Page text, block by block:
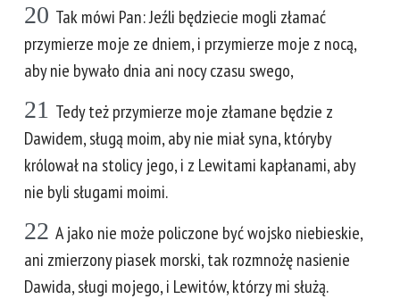
20 Tak mówi Pan: Jeźli będziecie mogli złamać
przymierze moje ze dniem, i przymierze moje z nocą,
aby nie bywało dnia ani nocy czasu swego,
21 Tedy też przymierze moje złamane będzie z
Dawidem, sługą moim, aby nie miał syna, któryby
królował na stolicy jego, i z Lewitami kapłanami, aby
nie byli sługami moimi.
22 A jako nie może policzone być wojsko niebieskie,
ani zmierzony piasek morski, tak rozmnożę nasienie
Dawida, sługi mojego, i Lewitów, którzy mi służą.